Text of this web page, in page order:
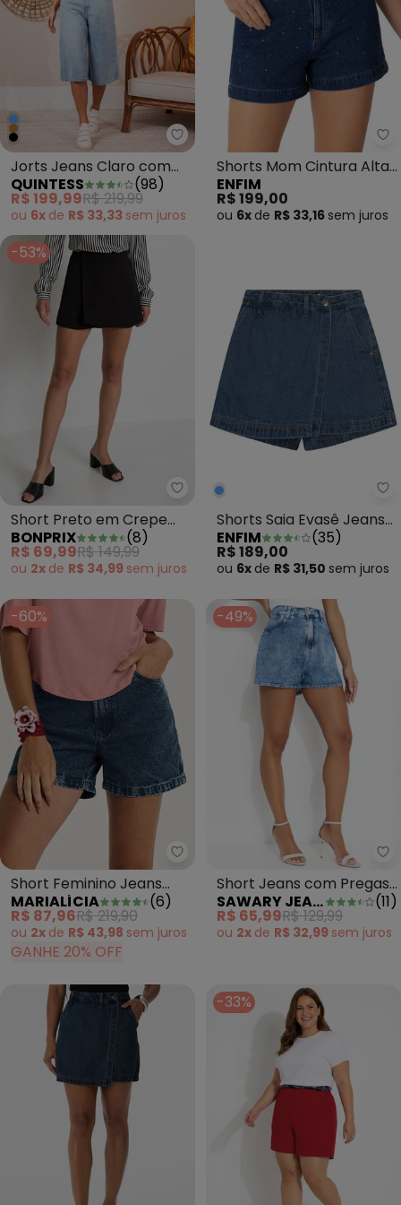
Quintess - Jorts Jeans Claro
Jorts Jeans Claro com
Bolsos
QUINTESS (98)
R$ 199,99R$ 219,99
ou 6x de R$ 33,33 sem juros
Shorts Mom Cintura Alta
Jeans Azul Escuro
ENFIM
R$ 199,00
ou 6x de R$ 33,16 sem juros
-53%
bonprix - Short Preto em
Short Preto em Crepe
Plano
BONPRIX (8)
R$ 69,99R$ 149,99
ou 2x de R$ 34,99 sem juros
Shorts Saia Evasê Jeans
Azul Claro
ENFIM (35)
R$ 189,00
ou 6x de R$ 31,50 sem juros
-60%
Marialícia - Short Feminino
Short Feminino Jeans
com Bolsos Azul
MARIALÍCIA (6)
R$ 87,96R$ 219,90
ou 2x de R$ 43,98 sem juros
GANHE 20% OFF
-49%
Short Jeans com Pregas
Laterais Sawary
SAWARY JEANS (11)
R$ 65,99R$ 129,99
ou 2x de R$ 32,99 sem juros
-33%